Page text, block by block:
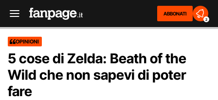
ABBONATI
2
OPINIONI
5 cose di Zelda: Beath of the
Wild che non sapevi di poter
fare